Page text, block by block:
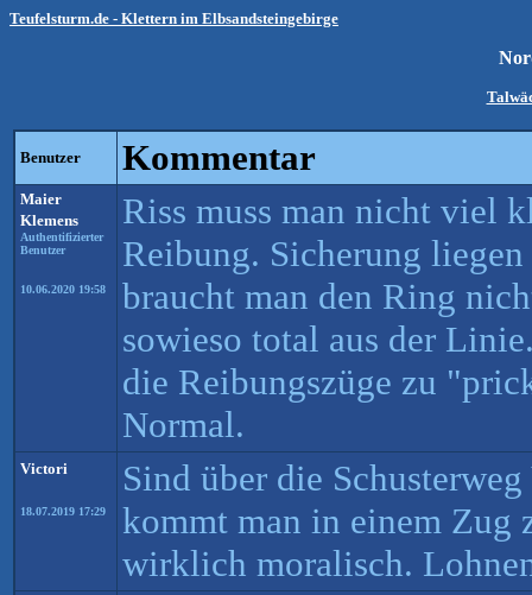
Teufelsturm.de - Klettern im Elbsandsteingebirge
Benutzer Kommentar
Maier
Klemens
Authentifizierter
Benutzer
10.06.2020 19:58
Riss muss man nicht viel
Reibung. Sicherung
braucht man den Ring
sowieso total aus der
die Reibungszüge zu
Normal.
Victori
18.07.2019 17:29
Sind über die
kommt man in einem Zug
wirklich moralisch.